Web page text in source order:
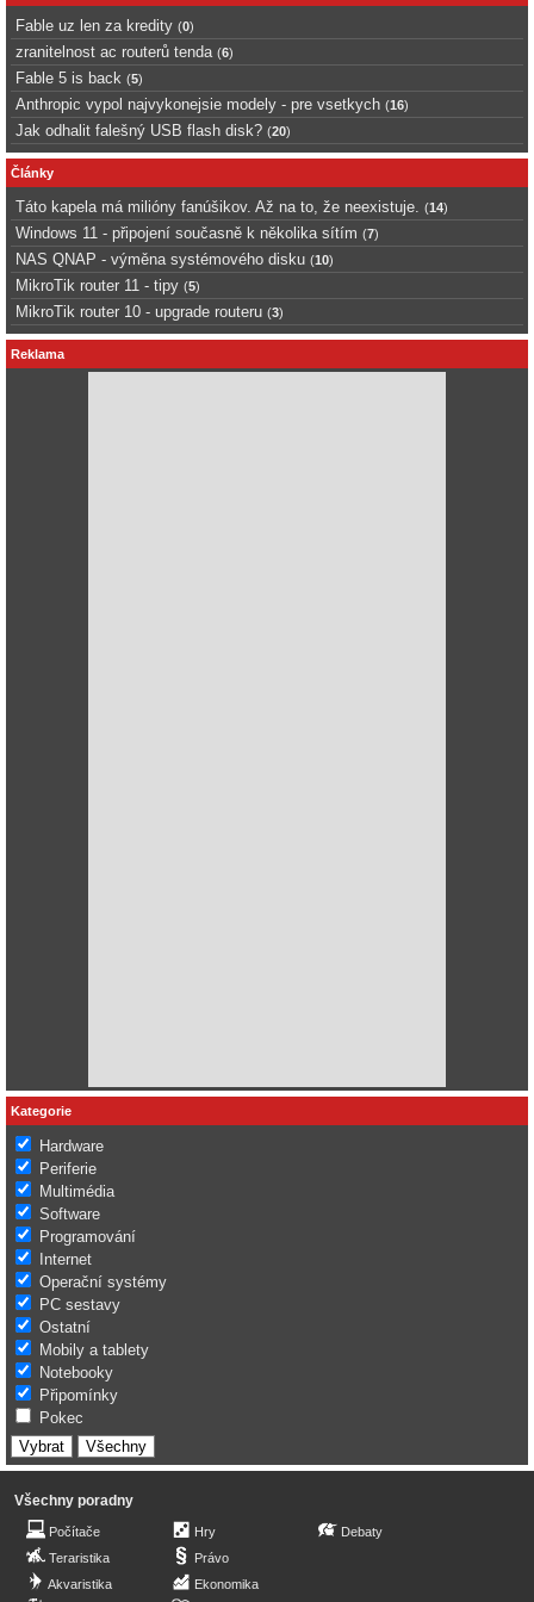
Fable uz len za kredity (0)
zranitelnost ac routerů tenda (6)
Fable 5 is back (5)
Anthropic vypol najvykonejsie modely - pre vsetkych (16)
Jak odhalit falešný USB flash disk? (20)
Články
Táto kapela má milióny fanúšikov. Až na to, že neexistuje. (14)
Windows 11 - připojení současně k několika sítím (7)
NAS QNAP - výměna systémového disku (10)
MikroTik router 11 - tipy (5)
MikroTik router 10 - upgrade routeru (3)
Reklama
Kategorie
Hardware
Periferie
Multimédia
Software
Programování
Internet
Operační systémy
PC sestavy
Ostatní
Mobily a tablety
Notebooky
Připomínky
Pokec
Všechny poradny
Počítače
Teraristika
Akvaristika
Hry
Právo
Ekonomika
Debaty